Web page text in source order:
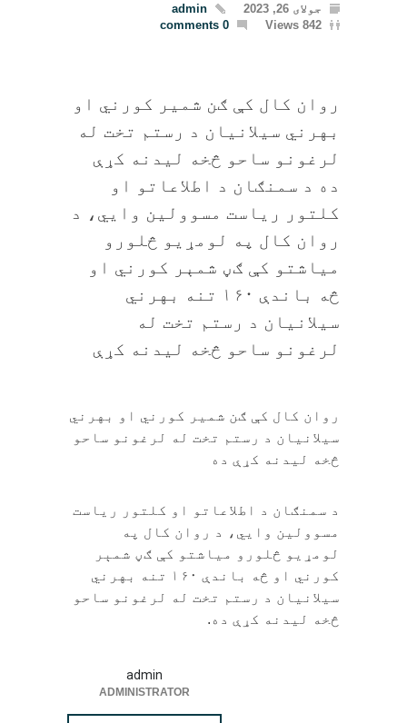
جولای 26, 2023
admin
842 Views
0 comments
روان کال کې ګن شمیر کورني او
بهرني سیلانیان د رستم تخت له
لرغونو ساحو څخه لیدنه کړې
ده د سمنګان د اطلاعاتو او
کلتور ریاست مسوولین وايي، د
روان کال په لومړیو څلورو
میاشتو کې ګڼ شمېر کورني او
څه باندې ۱۶۰ تنه بهرني
سیلانیان د رستم تخت له
لرغونو ساحو څخه لیدنه کړې
روان کال کې ګن شمیر کورني او بهرني
سیلانیان د رستم تخت له لرغونو ساحو
څخه لیدنه کړې ده
د سمنګان د اطلاعاتو او کلتور ریاست
مسوولین وايي، د روان کال په
لومړیو څلورو میاشتو کې ګڼ شمېر
کورني او څه باندې ۱۶۰ تنه بهرني
سیلانیان د رستم تخت له لرغونو ساحو
څخه لیدنه کړې ده.
admin
ADMINISTRATOR